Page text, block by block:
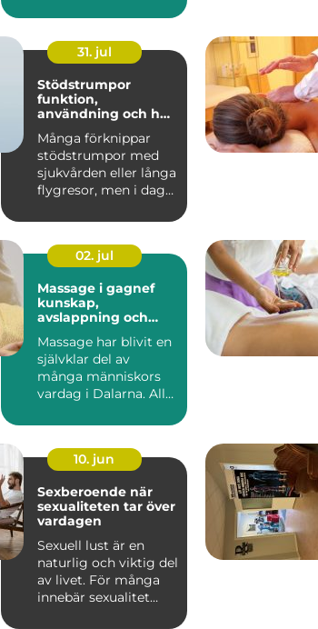
egen förmåg...
31. jul
Stödstrumpor
funktion,
användning och hur
Många förknippar
stödstrumpor med
sjukvården eller långa
flygresor, men i dag
h...
02. jul
Massage i gagnef
kunskap,
avslappning och
Massage har blivit en
självklar del av
många människors
vardag i Dalarna. Allt
...
10. jun
Sexberoende när
sexualiteten tar över
vardagen
Sexuell lust är en
naturlig och viktig del
av livet. För många
innebär sexualitet